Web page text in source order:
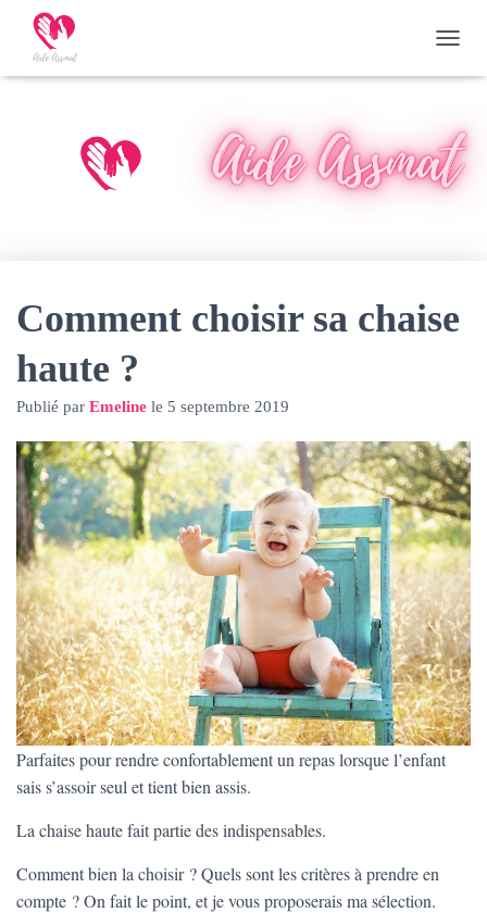
É
I
E
R
L
G
Comment choisir sa chaise
haute ?
Publié par Emeline le 5 septembre 2019
Parfaites pour rendre confortablement un repas lorsque l’enfant
sais s’assoir seul et tient bien assis.
La chaise haute fait partie des indispensables.
Comment bien la choisir ? Quels sont les critères à prendre en
compte ? On fait le point, et je vous proposerais ma sélection.